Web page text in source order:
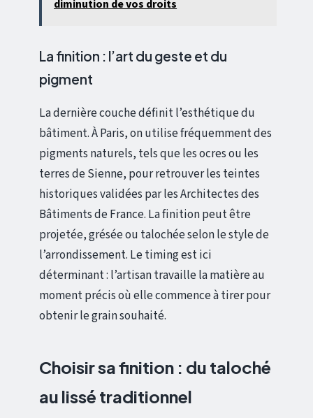
diminution de vos droits
La finition : l’art du geste et du
pigment
La dernière couche définit l’esthétique du
bâtiment. À Paris, on utilise fréquemment des
pigments naturels, tels que les ocres ou les
terres de Sienne, pour retrouver les teintes
historiques validées par les Architectes des
Bâtiments de France. La finition peut être
projetée, grésée ou talochée selon le style de
l’arrondissement. Le timing est ici
déterminant : l’artisan travaille la matière au
moment précis où elle commence à tirer pour
obtenir le grain souhaité.
Choisir sa finition : du taloché
au lissé traditionnel